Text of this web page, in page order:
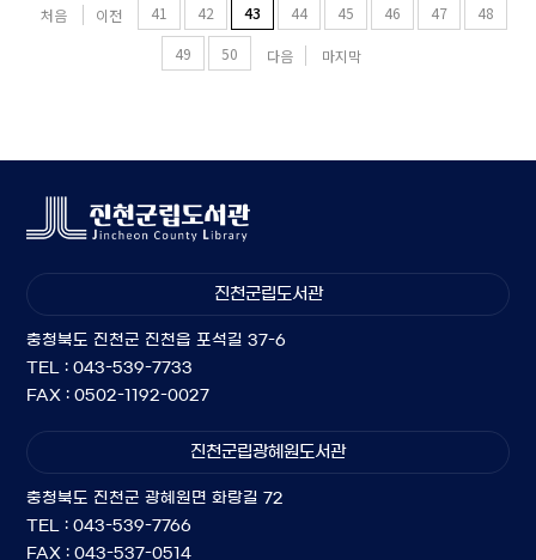
처음 이전 41 42 43 44 45 46 47
48
49
50 다음 마지막
진천군립도서관
충청북도 진천군 진천읍 포석길 37-6
TEL : 043-539-7733
FAX : 0502-1192-0027
진천군립광혜원도서관
충청북도 진천군 광혜원면 화랑길 72
TEL : 043-539-7766
FAX : 043-537-0514